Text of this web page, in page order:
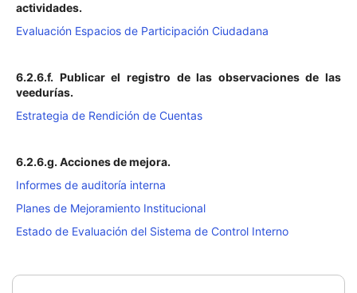
actividades.
Evaluación Espacios de Participación Ciudadana
6.2.6.f. Publicar el registro de las observaciones de las
veedurías.
Estrategia de Rendición de Cuentas
6.2.6.g. Acciones de mejora.
Informes de auditoría interna
Planes de Mejoramiento Institucional
Estado de Evaluación del Sistema de Control Interno